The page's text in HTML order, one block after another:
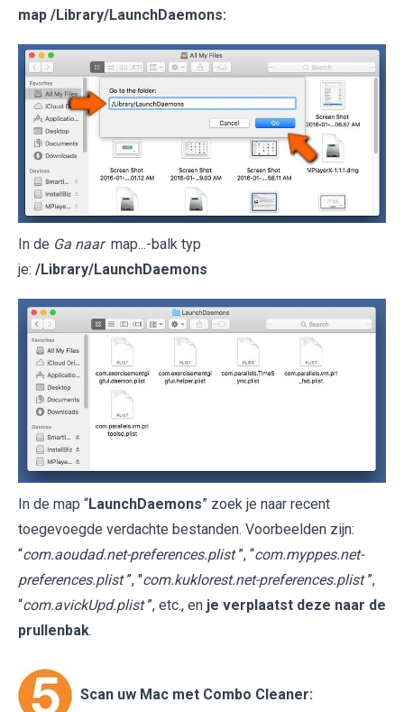
map /Library/LaunchDaemons:
In de Ga naar map...-balk typ
je: /Library/LaunchDaemons
In de map “LaunchDaemons” zoek je naar recent
toegevoegde verdachte bestanden. Voorbeelden zijn:
“com.aoudad.net-preferences.plist ”, “com.myppes.net-
preferences.plist ”, "com.kuklorest.net-preferences.plist ”,
“com.avickUpd.plist ”, etc., en je verplaatst deze naar de
prullenbak.
Scan uw Mac met Combo Cleaner: